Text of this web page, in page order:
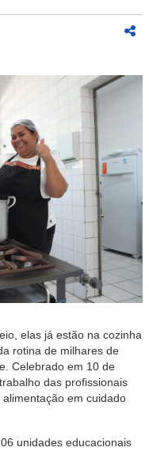
elas já estão na cozinha
rotina de milhares de
Celebrado em 10 de
das profissionais
em cuidado
unidades educacionais